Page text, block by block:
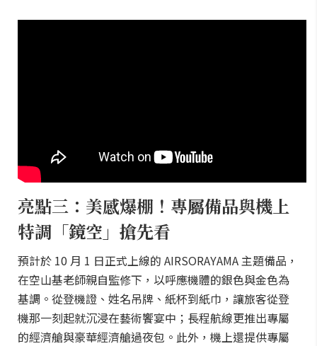
亮點三：美感爆棚！專屬備品與機上
特調「鏡空」搶先看
預計於 10 月 1 日正式上線的 AIRSORAYAMA 主題備品，
在空山基老師親自監修下，以呼應機體的銀色與金色為
基調。從登機證、姓名吊牌、紙杯到紙巾，讓旅客從登
機那一刻起就沉浸在藝術饗宴中；長程航線更推出專屬
的經濟艙與豪華經濟艙過夜包。此外，機上還提供專屬